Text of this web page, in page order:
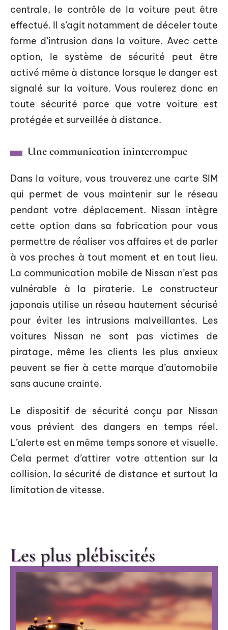
centrale, le contrôle de la voiture peut être
effectué. Il s’agit notamment de déceler toute
forme d’intrusion dans la voiture. Avec cette
option, le système de sécurité peut être
activé même à distance lorsque le danger est
signalé sur la voiture. Vous roulerez donc en
toute sécurité parce que votre voiture est
protégée et surveillée à distance.
Une communication ininterrompue
Dans la voiture, vous trouverez une carte SIM
qui permet de vous maintenir sur le réseau
pendant votre déplacement. Nissan intègre
cette option dans sa fabrication pour vous
permettre de réaliser vos affaires et de parler
à vos proches à tout moment et en tout lieu.
La communication mobile de Nissan n’est pas
vulnérable à la piraterie. Le constructeur
japonais utilise un réseau hautement sécurisé
pour éviter les intrusions malveillantes. Les
voitures Nissan ne sont pas victimes de
piratage, même les clients les plus anxieux
peuvent se fier à cette marque d’automobile
sans aucune crainte.
Le dispositif de sécurité conçu par Nissan
vous prévient des dangers en temps réel.
L’alerte est en même temps sonore et visuelle.
Cela permet d’attirer votre attention sur la
collision, la sécurité de distance et surtout la
limitation de vitesse.
Les plus plébiscités